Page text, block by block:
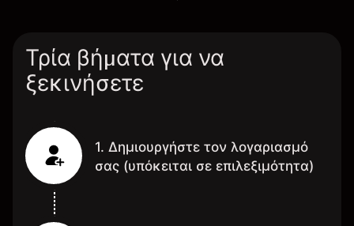
Τρία βήματα για να
ξεκινήσετε
1. Δημιουργήστε τον λογαριασμό
σας (υπόκειται σε επιλεξιμότητα)